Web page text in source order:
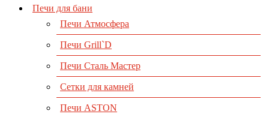
Печи для бани
Печи Атмосфера
Печи Grill`D
Печи Сталь Мастер
Сетки для камней
Печи ASTON